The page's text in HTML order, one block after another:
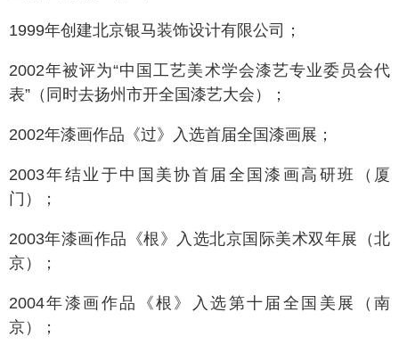
1999年创建北京银马装饰设计有限公司；
2002年被评为“中国工艺美术学会漆艺专业委员会代
表”（同时去扬州市开全国漆艺大会）；
2002年漆画作品《过》入选首届全国漆画展；
2003年结业于中国美协首届全国漆画高研班（厦
门）；
2003年漆画作品《根》入选北京国际美术双年展（北
京）；
2004年漆画作品《根》入选第十届全国美展（南
京）；